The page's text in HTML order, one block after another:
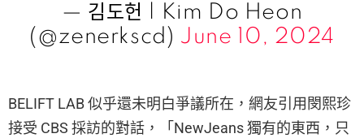
— 김도헌 | Kim Do Heon
(@zenerkscd) June 10, 2024
BELIFT LAB 似乎還未明白爭議所在，網友引用閔熙珍
接受 CBS 採訪的對話，「NewJeans 獨有的東西，只